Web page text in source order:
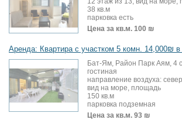
38 кв.м
парковка есть
Цена за кв.м. 100 ₪
Аренда: Квартира с участком 5 комн. 14,000₪
Бат-Ям, Район Парк Аям, 4
гостиная
направление воздуха:
вид на море, площадь
150 кв.м
парковка подземная
Цена за кв.м. 93 ₪